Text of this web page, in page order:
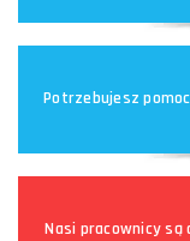
Potrzebujesz
Nasi pracownicy